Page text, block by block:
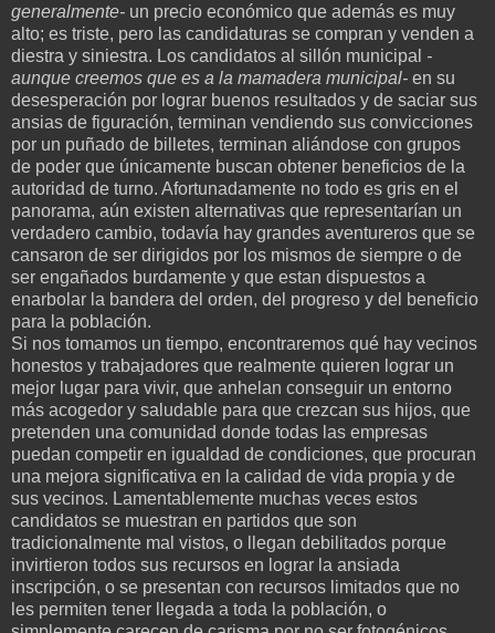
generalmente- un precio económico que además es muy
alto; es triste, pero las candidaturas se compran y venden a
diestra y siniestra. Los candidatos al sillón municipal -
aunque creemos que es a la mamadera municipal- en su
desesperación por lograr buenos resultados y de saciar sus
ansias de figuración, terminan vendiendo sus convicciones
por un puñado de billetes, terminan aliándose con grupos
de poder que únicamente buscan obtener beneficios de la
autoridad de turno. Afortunadamente no todo es gris en el
panorama, aún existen alternativas que representarían un
verdadero cambio, todavía hay grandes aventureros que se
cansaron de ser dirigidos por los mismos de siempre o de
ser engañados burdamente y que estan dispuestos a
enarbolar la bandera del orden, del progreso y del beneficio
para la población.
Si nos tomamos un tiempo, encontraremos qué hay vecinos
honestos y trabajadores que realmente quieren lograr un
mejor lugar para vivir, que anhelan conseguir un entorno
más acogedor y saludable para que crezcan sus hijos, que
pretenden una comunidad donde todas las empresas
puedan competir en igualdad de condiciones, que procuran
una mejora significativa en la calidad de vida propia y de
sus vecinos. Lamentablemente muchas veces estos
candidatos se muestran en partidos que son
tradicionalmente mal vistos, o llegan debilitados porque
invirtieron todos sus recursos en lograr la ansiada
inscripción, o se presentan con recursos limitados que no
les permiten tener llegada a toda la población, o